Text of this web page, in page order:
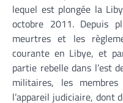
lequel est plongée la
octobre 2011. Depuis
meurtres et les
courante en Libye, et
partie rebelle dans l’est
militaires, les
l’appareil judiciaire, dont